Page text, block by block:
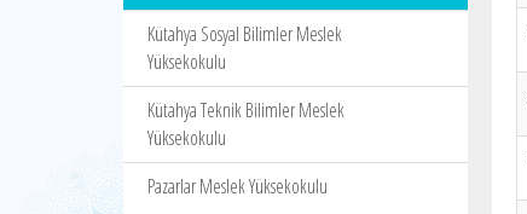
Kütahya Sosyal Bilimler Meslek
Yüksekokulu
Kütahya Teknik Bilimler Meslek
Yüksekokulu
Pazarlar Meslek Yüksekokulu